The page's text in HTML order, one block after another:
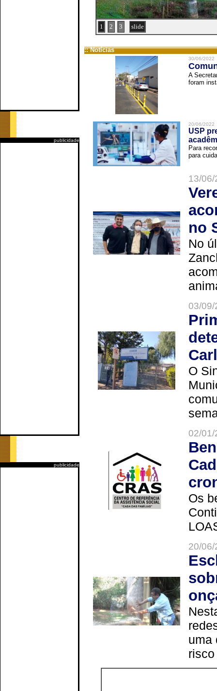
publicidade
publicidade
1 2 3 slide
:: Notícias
30/06/2022
A
foram
20/06/2022
USP
Para
para
13/
no
No
03/
O
02/
Os
20/
uma